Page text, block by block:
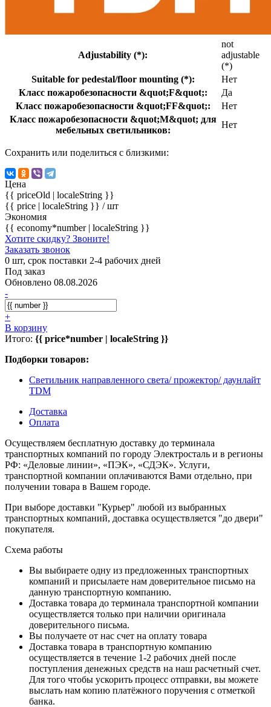
Adjustability (*):
not
adjustable
(*)
Suitable for pedestal/floor mounting (*):
Нет
Класс пожаробезопасности &quot;F&quot;:
Да
Класс пожаробезопасности &quot;FF&quot;:
Нет
Класс пожаробезопасности &quot;М&quot; для
мебельных светильников:
Нет
Сохранить или поделиться с близкими:
Цена
{{ priceOld | localeString }}
{{ price | localeString }} / шт
Экономия
{{ economy*number | localeString }}
Хотите скидку? Звоните!
Заказать звонок
0 шт, срок поставки 2-4 рабочих дней
Под заказ
Обновлено 08.08.2026
-
+
В корзину
Итого: {{ price*number | localeString }}
Подборки товаров:
Светильник направленного света/ прожектор/ даунлайт
TDM
Доставка
Оплата
Осуществляем бесплатную доставку до терминала
транспортных компаний по городу Электросталь и в регионы
РФ: «Деловые линии», «ПЭК», «СДЭК». Услуги,
транспортной компании оплачиваются Вами отдельно, при
получении товара в Вашем городе.
При выборе доставки "Курьер" любой из выбранных
транспортных компаний, доставка осуществляется "до двери"
покупателя.
Схема работы
Вы выбираете одну из предложенных транспортных
компаний и присылаете нам доверительное письмо на
данную транспортную компанию.
Доставка товара до терминала транспортной компании
осуществляется только при наличии оригинала
доверительного письма.
Вы получаете от нас счет на оплату товара
Доставка товара в транспортную компанию
осуществляется в течение 1-2 рабочих дней после
поступления денежных средств на наш расчетный счет.
Для того чтобы ускорить процесс отправки, вы можете
выслать нам копию платёжного поручения с отметкой
банка.